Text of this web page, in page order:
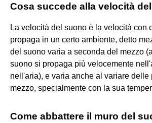
Cosa succede alla velocità
La velocità del suono è la velocità con
propaga in un certo ambiente, detto
del suono varia a seconda del mezzo
suono si propaga più velocemente
nell'aria), e varia anche al variare delle
mezzo, specialmente con la sua
Come abbattere il muro del